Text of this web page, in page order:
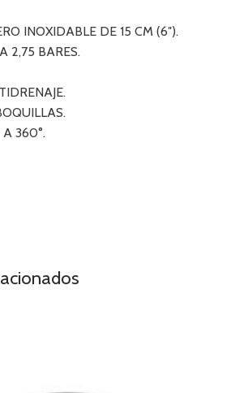
INOXIDABLE DE 15 CM (6″).
2,75 BARES.
A 360°.